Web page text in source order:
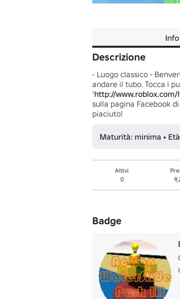
Info
Descrizione
- Luogo classico -
andare il tubo. Tocca i
'http://www.roblox.com/
sulla pagina Facebook di
piaciuto!
Maturità: minima • Età
Attivi
0
Badge